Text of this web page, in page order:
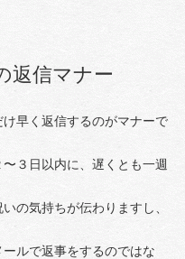
返信マナー
早く返信するのがマナーで
３日以内に、遅くとも一週
の気持ちが伝わりますし、
ルで返事をするのではな